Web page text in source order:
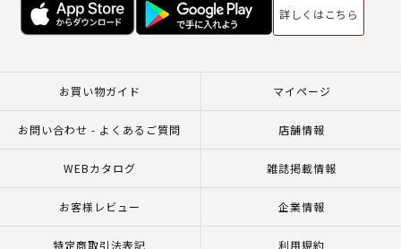
詳しくはこちら
お買い物ガイド マイページ
お問い合わせ - よくあるご質問 店舗情報
WEBカタログ 雑誌掲載情報
お客様レビュー 企業情報
特定商取引法表記 利用規約